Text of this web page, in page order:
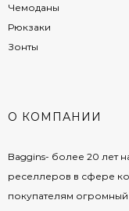
Чемоданы
Рюкзаки
Зонты
О КОМПАНИИ
Baggins- более 20 лет
реселлеров в сфере
покупателям